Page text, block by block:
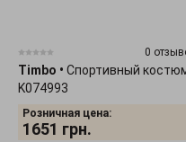
0
Timbo • Спортивный
K074993
Розничная цена:
1651 грн.